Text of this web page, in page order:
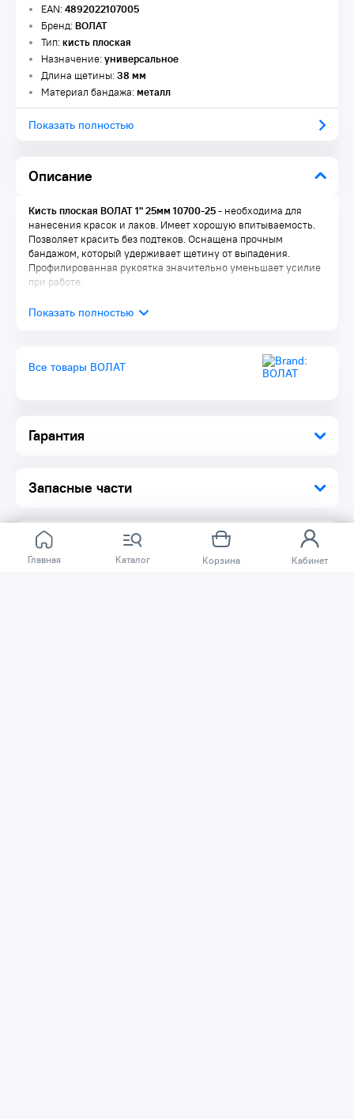
Главная Каталог Корзина Кабинет
Описание
Гарантия
Запасные части
EAN:4892022107005
Бренд:ВОЛАТ
Тип:кисть плоская
Назначение:универсальное
Длина щетины:38 мм
Материал бандажа:металл
Показать полностью
Кисть плоская ВОЛАТ 1" 25мм 10700-25- необходима для
нанесения красок и лаков. Имеет хорошую впитываемость.
Позволяет красить без подтеков. Оснащена прочным
бандажом, который удерживает щетину от выпадения.
Профилированная рукоятка значительно уменьшает усилие
при работе.
Все товары ВОЛАТ